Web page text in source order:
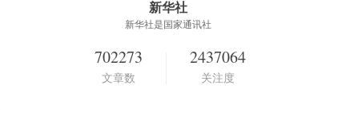
新华社
新华社是国家通讯社
702273
文章数
2437064
关注度